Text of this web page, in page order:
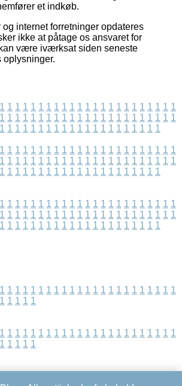
et indkøb.
og internet forretninger opdateres
ikke at påtage os ansvaret for
være iværksat siden seneste
oplysninger.
1 1 1 1 1 1 1 1 1 1 1 1 1 1 1 1 1 1 1 1 1 1 1
1 1 1 1 1 1 1 1 1 1 1 1 1 1 1 1 1 1 1 1 1 1 1
1 1 1 1 1 1 1 1 1 1 1 1 1 1 1 1 1 1 1 1 1
1 1 1 1 1 1 1 1 1 1 1 1 1 1 1 1 1 1 1 1 1 1 1
1 1 1 1 1 1 1 1 1 1 1 1 1 1 1 1 1 1 1 1 1 1 1
1 1 1 1 1 1 1 1 1 1 1 1 1 1 1 1 1 1 1 1 1
1 1 1 1 1 1 1 1 1 1 1 1 1 1 1 1 1 1 1 1 1 1 1
1 1 1 1 1 1 1 1 1 1 1 1 1 1 1 1 1 1 1 1 1 1 1
1 1 1 1 1 1 1 1 1 1 1 1 1 1 1 1 1 1 1 1 1
1 1 1 1 1 1 1 1 1 1 1 1 1 1 1 1 1 1 1 1 1 1 1
1 1 1 1 1
1 1 1 1 1 1 1 1 1 1 1 1 1 1 1 1 1 1 1 1 1 1 1
1 1 1 1 1